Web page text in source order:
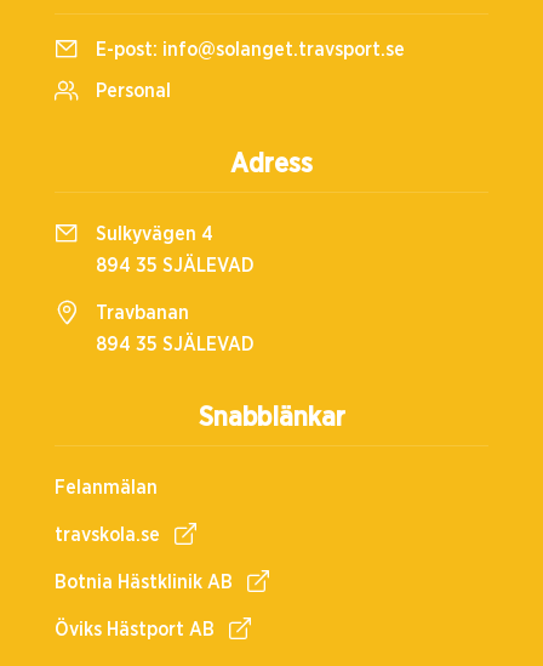
Snabblänkar
Felanmälan
travskola.se
Botnia Hästklinik AB
Öviks Hästport AB
E-post: info@solanget.travsport.se
Personal
Adress
Sulkyvägen 4
894 35 SJÄLEVAD
Travbanan
894 35 SJÄLEVAD